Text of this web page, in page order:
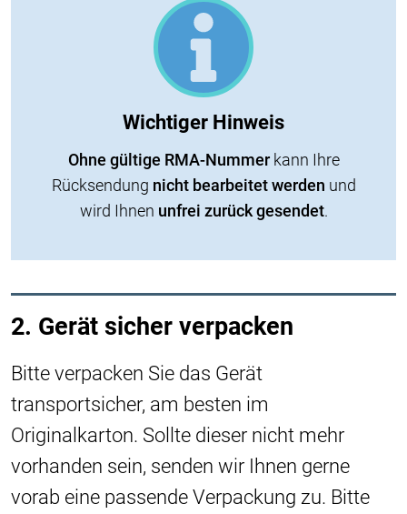
Wichtiger Hinweis
Ohne gültige RMA-Nummerkann Ihre
Rücksendung nicht bearbeitet werden und
wird Ihnen unfrei zurück gesendet.
2. Gerät sicher verpacken
Bitte verpacken Sie das Gerät
transportsicher, am besten im
Originalkarton. Sollte dieser nicht mehr
vorhanden sein, senden wir Ihnen gerne
vorab eine passende Verpackung zu. Bitte